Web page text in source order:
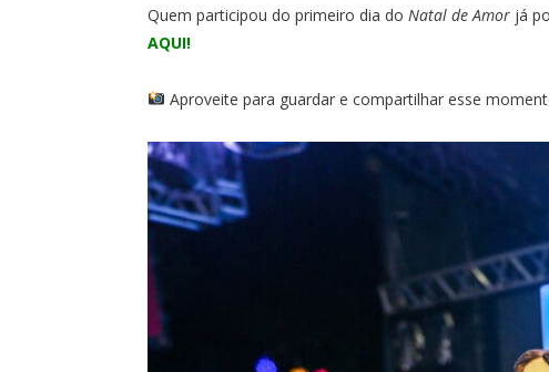
Quem participou do primeiro dia do Natal de Amor já
AQUI!
Aproveite para guardar e compartilhar esse